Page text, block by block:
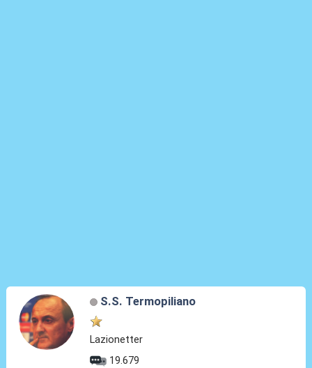
S.S. Termopiliano
Lazionetter
19.679